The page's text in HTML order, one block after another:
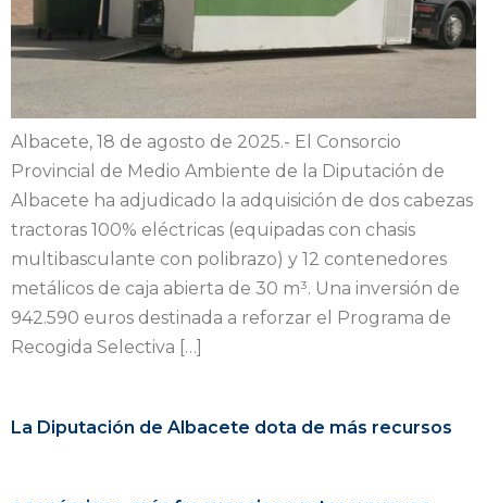
Albacete, 18 de agosto de 2025.- El Consorcio
Provincial de Medio Ambiente de la Diputación de
Albacete ha adjudicado la adquisición de dos cabezas
tractoras 100% eléctricas (equipadas con chasis
multibasculante con polibrazo) y 12 contenedores
metálicos de caja abierta de 30 m³. Una inversión de
942.590 euros destinada a reforzar el Programa de
Recogida Selectiva […]
La Diputación de Albacete dota de más recursos